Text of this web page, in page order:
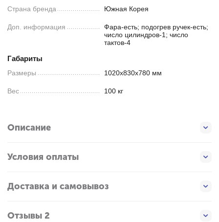
Страна бренда Южная Корея
Доп. информация
Фара-есть; подогрев ручек-есть;
число цилиндров-1; число
тактов-4
Габариты
Размеры 1020x830x780 мм
Вес 100 кг
Описание
Условия оплаты
Доставка и самовывоз
Отзывы 2